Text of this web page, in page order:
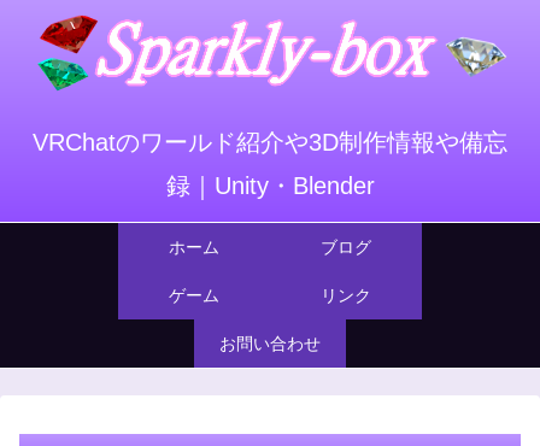
VRChatのワールド紹介や3D制作情報や備忘
録｜Unity・Blender
ホーム ブログ
ゲーム リンク
お問い合わせ